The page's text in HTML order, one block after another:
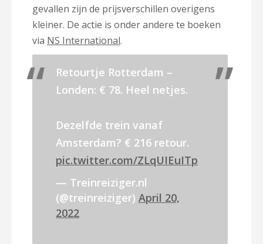
gevallen zijn de prijsverschillen overigens
kleiner. De actie is onder andere te boeken
via NS International.
Retourtje Rotterdam –
Londen: € 78. Heel netjes.
Dezelfde trein vanaf
Amsterdam? € 216 retour.
pic.twitter.com/ZLqUIEuITp
— Treinreiziger.nl
(@treinreiziger) April 20,
2022